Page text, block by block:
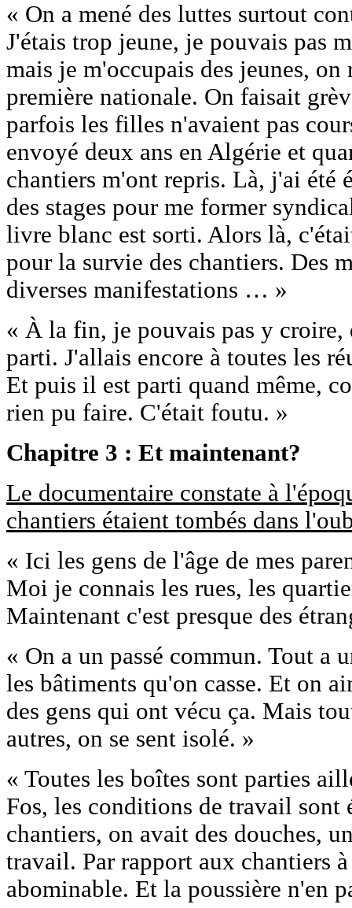
« On a mené des luttes surtout
J'étais trop jeune, je pouvais pas
mais je m'occupais des jeunes,
première nationale. On faisait
parfois les filles n'avaient pas
envoyé deux ans en Algérie et
chantiers m'ont repris. Là, j'ai été
des stages pour me former
livre blanc est sorti. Alors là,
pour la survie des chantiers. Des
diverses manifestations … »
« À la fin, je pouvais pas y croire,
parti. J'allais encore à toutes les
Et puis il est parti quand même,
rien pu faire. C'était foutu. »
Chapitre 3 : Et maintenant?
Le documentaire constate à
chantiers étaient tombés dans
« Ici les gens de l'âge de mes
Moi je connais les rues, les
Maintenant c'est presque des
« On a un passé commun. Tout a
les bâtiments qu'on casse. Et on
des gens qui ont vécu ça. Mais
autres, on se sent isolé. »
« Toutes les boîtes sont parties
Fos, les conditions de travail sont
chantiers, on avait des douches,
travail. Par rapport aux chantiers
abominable. Et la poussière n'en